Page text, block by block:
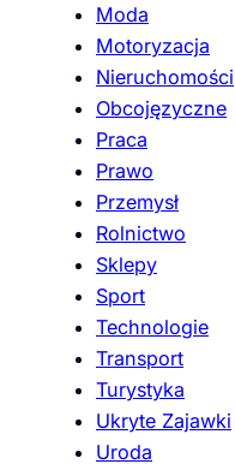
Moda
Motoryzacja
Nieruchomości
Obcojęzyczne
Praca
Prawo
Przemysł
Rolnictwo
Sklepy
Sport
Technologie
Transport
Turystyka
Ukryte Zajawki
Uroda